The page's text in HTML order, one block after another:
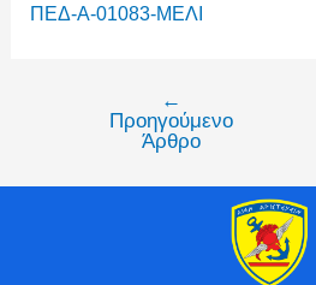
ΠΕΔ-Α-01083-ΜΕΛΙ
←
Προηγούμενο
Άρθρο